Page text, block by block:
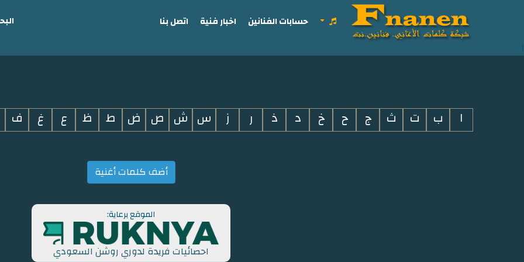
i
حسابات الفنانين اخبار فنية اتصل بنا
ا ب ت ث ج ح خ د ذ ر ز س ش ص ض ط ظ ع غ ف
أضف كلمات أغنية
الموقع برعاية:
احصائيات فريدة لدوري روشن السعودي